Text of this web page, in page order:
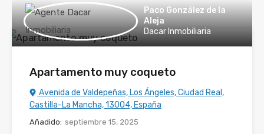
Paco González de la
Aleja
Dacar Inmobiliaria
Apartamento muy coqueto
Avenida de Valdepeñas, Los Ángeles, Ciudad Real,
Castilla-La Mancha, 13004, España
Añadido: septiembre 15, 2025